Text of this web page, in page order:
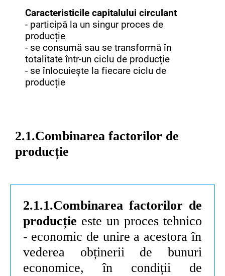
Caracteristicile capitalului circulant
- participă la un singur proces de
producție
- se consumă sau se transformă în
totalitate într-un ciclu de producție
- se înlocuiește la fiecare ciclu de
producție
2.1.Combinarea factorilor de
producție
2.1.1.Combinarea factorilor de
producție este un proces tehnico
- economic de unire a acestora în
vederea obținerii de bunuri
economice, în condiții de